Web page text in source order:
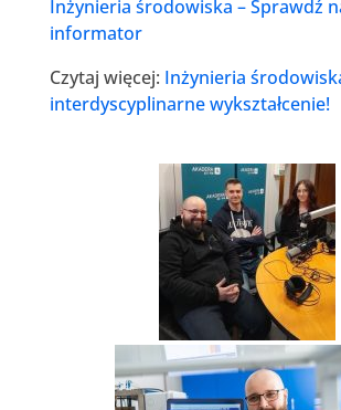
Inżynieria środowiska – Sprawdź
informator
Czytaj więcej: Inżynieria
interdyscyplinarne wykształcenie!